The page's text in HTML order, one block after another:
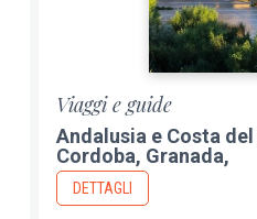
Viaggi e guide
Andalusia e Costa
Cordoba, Granada,
DETTAGLI